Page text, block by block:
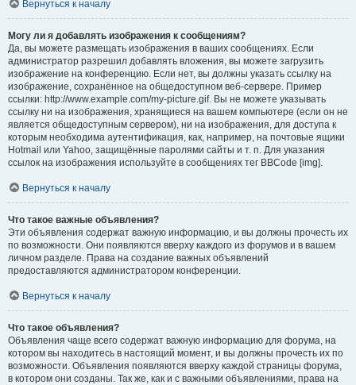
Вернуться к началу
Могу ли я добавлять изображения к сообщениям?
Да, вы можете размещать изображения в ваших сообщениях. Если
администратор разрешил добавлять вложения, вы можете загрузить
изображение на конференцию. Если нет, вы должны указать ссылку на
изображение, сохранённое на общедоступном веб-сервере. Пример
ссылки: http://www.example.com/my-picture.gif. Вы не можете указывать
ссылку ни на изображения, хранящиеся на вашем компьютере (если он не
является общедоступным сервером), ни на изображения, для доступа к
которым необходима аутентификация, как, например, на почтовые ящики
Hotmail или Yahoo, защищённые паролями сайты и т. п. Для указания
ссылок на изображения используйте в сообщениях тег BBCode [img].
Вернуться к началу
Что такое важные объявления?
Эти объявления содержат важную информацию, и вы должны прочесть их
по возможности. Они появляются вверху каждого из форумов и в вашем
личном разделе. Права на создание важных объявлений
предоставляются администратором конференции.
Вернуться к началу
Что такое объявления?
Объявления чаще всего содержат важную информацию для форума, на
котором вы находитесь в настоящий момент, и вы должны прочесть их по
возможности. Объявления появляются вверху каждой страницы форума,
в котором они созданы. Так же, как и с важными объявлениями, права на